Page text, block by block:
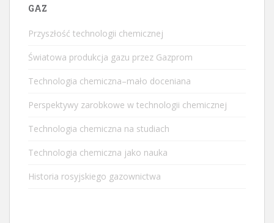
GAZ
Przyszłość technologii chemicznej
Światowa produkcja gazu przez Gazprom
Technologia chemiczna–mało doceniana
Perspektywy zarobkowe w technologii chemicznej
Technologia chemiczna na studiach
Technologia chemiczna jako nauka
Historia rosyjskiego gazownictwa